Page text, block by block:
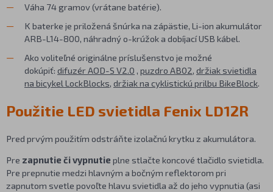
Váha 74 gramov (vrátane batérie).
K baterke je priložená šnúrka na zápästie, Li-ion akumulátor
ARB-L14-800, náhradný o-krúžok a dobíjací USB kábel.
Ako voliteľné originálne príslušenstvo je možné
dokúpiť: difuzér AOD-S V2.0 , puzdro AB02, držiak svietidla
na bicykel LockBlocks, držiak na cyklistickú prilbu BikeBlock.
Použitie LED svietidla Fenix LD12R
Pred prvým použitím odstráňte izolačnú krytku z akumulátora.
Pre zapnutie či vypnutieplne stlačte koncové tlačidlo svietidla.
Pre prepnutie medzi hlavným a bočným reflektorom pri
zapnutom svetle povoľte hlavu svietidla až do jeho vypnutia (asi